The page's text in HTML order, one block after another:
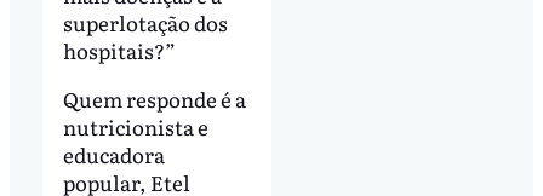
superlotação dos
hospitais?”
Quem responde é a
nutricionista e
educadora
popular, Etel